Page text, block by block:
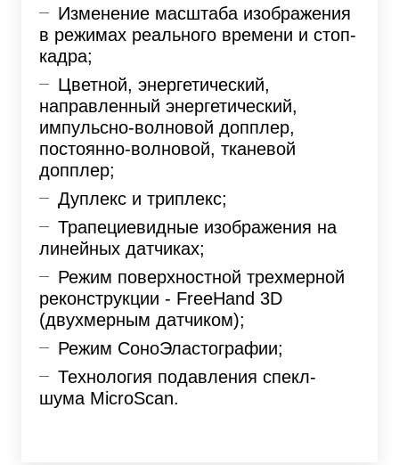
Изменение масштаба изображения
в режимах реального времени и стоп-
кадра;
Цветной, энергетический,
направленный энергетический,
импульсно-волновой допплер,
постоянно-волновой, тканевой
допплер;
Дуплекс и триплекс;
Трапециевидные изображения на
линейных датчиках;
Режим поверхностной трехмерной
реконструкции - FreeHand 3D
(двухмерным датчиком);
Режим СоноЭластографии;
Технология подавления спекл-
шума MicroScan.